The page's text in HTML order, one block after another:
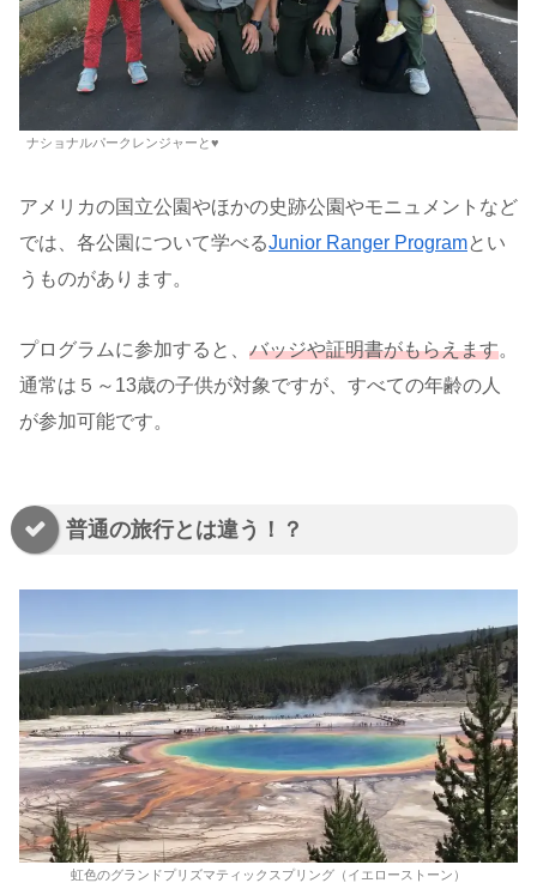
ナショナルパークレンジャーと♥
アメリカの国立公園やほかの史跡公園やモニュメントなど
では、各公園について学べるJunior Ranger Programとい
うものがあります。
プログラムに参加すると、 バッジや証明書がもらえます。
通常は５～13歳の子供が対象ですが、すべての年齢の人
が参加可能です。
普通の旅行とは違う！？
虹色のグランドプリズマティックスプリング（イエローストーン）